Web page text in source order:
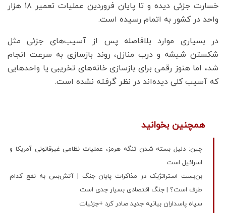
خسارت جزئی دیده و تا پایان فروردین عملیات تعمیر ۱۸ هزار
واحد در کشور به اتمام رسیده است.
در بسیاری موارد بلافاصله پس از آسیب‌های جزئی مثل
شکستن شیشه و درب منازل، روند بازسازی به سرعت انجام
شد، اما هنوز رقمی برای بازسازی خانه‌های تخریبی یا واحدهایی
که آسیب کلی دیده‌اند در نظر گرفته نشده است.
همچنین بخوانید
چین: دلیل بسته شدن تنگه هرمز، عملیات نظامی غیرقانونی آمریکا و
اسرائیل است
بن‌بست استراتژیک در مذاکرات پایان جنگ | آتش‌بس به نفع کدام
طرف است؟ | جنگ اقتصادی بسیار جدی است
سپاه پاسداران بیانیه جدید صادر کرد +جزئیات